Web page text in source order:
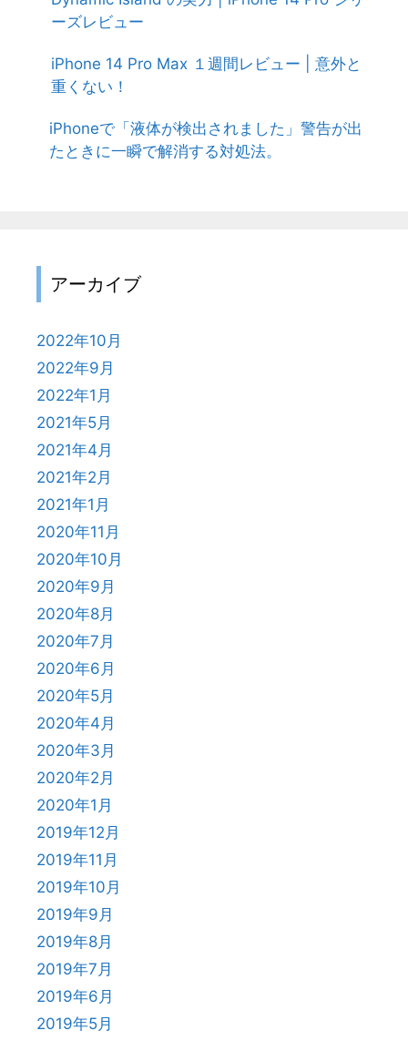
ーズレビュー
iPhone 14 Pro Max １週間レビュー | 意外と
重くない！
iPhoneで「液体が検出されました」警告が出
たときに一瞬で解消する対処法。
アーカイブ
2022年10月
2022年9月
2022年1月
2021年5月
2021年4月
2021年2月
2021年1月
2020年11月
2020年10月
2020年9月
2020年8月
2020年7月
2020年6月
2020年5月
2020年4月
2020年3月
2020年2月
2020年1月
2019年12月
2019年11月
2019年10月
2019年9月
2019年8月
2019年7月
2019年6月
2019年5月